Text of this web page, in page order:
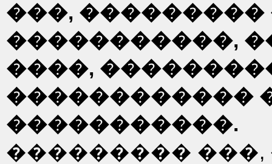
���, ���������
�����������,
����,
������������
�����������.
��������� ���,